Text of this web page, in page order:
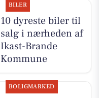
BILER
10 dyreste biler til
salg i nærheden af
Ikast-Brande
Kommune
BOLIGMARKED